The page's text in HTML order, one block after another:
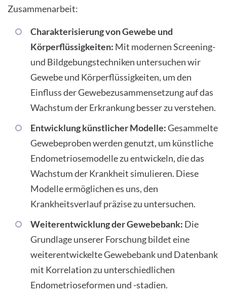
Zusammenarbeit:
Charakterisierung von Gewebe und
Körperflüssigkeiten: Mit modernen Screening-
und Bildgebungstechniken untersuchen wir
Gewebe und Körperflüssigkeiten, um den
Einfluss der Gewebezusammensetzung auf das
Wachstum der Erkrankung besser zu verstehen.
Entwicklung künstlicher Modelle:Gesammelte
Gewebeproben werden genutzt, um künstliche
Endometriosemodelle zu entwickeln, die das
Wachstum der Krankheit simulieren. Diese
Modelle ermöglichen es uns, den
Krankheitsverlauf präzise zu untersuchen.
Weiterentwicklung der Gewebebank: Die
Grundlage unserer Forschung bildet eine
weiterentwickelte Gewebebank und Datenbank
mit Korrelation zu unterschiedlichen
Endometrioseformen und -stadien.